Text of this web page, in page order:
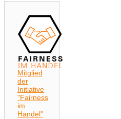
Mitglied
der
Initiative
"Fairness
im
Handel"